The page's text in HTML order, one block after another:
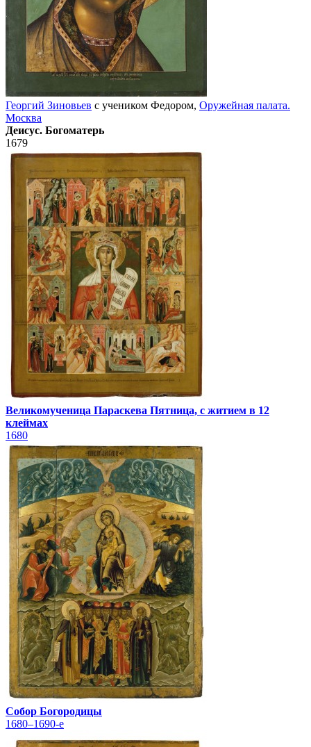
Георгий Зиновьев с учеником Федором, Оружейная палата.
Москва
Деисус. Богоматерь
1679
Великомученица Параскева Пятница, с житием в 12
клеймах
1680
Собор Богородицы
1680–1690-е